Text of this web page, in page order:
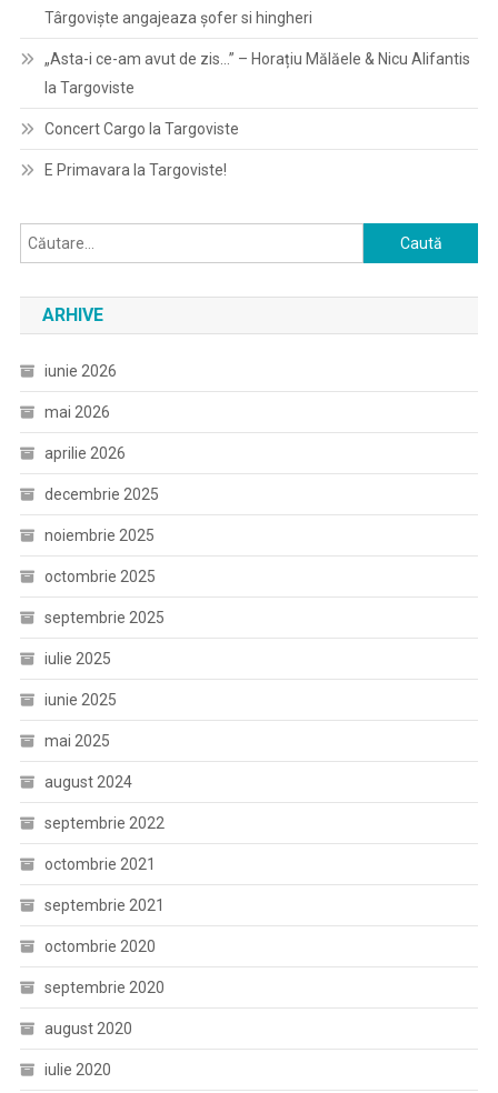
Târgoviște angajeaza șofer si hingheri
„Asta-i ce-am avut de zis…” – Horațiu Mălăele & Nicu Alifantis
la Targoviste
Concert Cargo la Targoviste
E Primavara la Targoviste!
Caută
după:
ARHIVE
iunie 2026
mai 2026
aprilie 2026
decembrie 2025
noiembrie 2025
octombrie 2025
septembrie 2025
iulie 2025
iunie 2025
mai 2025
august 2024
septembrie 2022
octombrie 2021
septembrie 2021
octombrie 2020
septembrie 2020
august 2020
iulie 2020